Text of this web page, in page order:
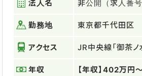
法人名 非公開（求人番
勤務地 東京都千代田区
アクセス JR中央線「御茶
年収 【年収】402万